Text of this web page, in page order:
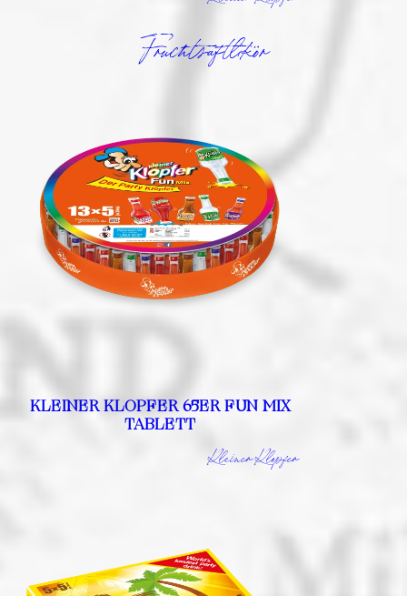
Fruchtsaftlikör
KLEINER KLOPFER 65ER FUN MIX
TABLETT
Kleiner Klopfer